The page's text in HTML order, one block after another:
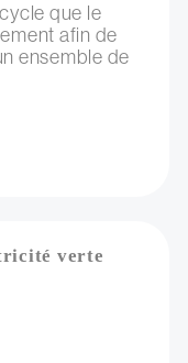
que le
afin de
ensemble de
verte